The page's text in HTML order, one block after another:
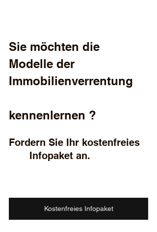
Sie möchten die
Modelle der
Immobilienverrentung
kennenlernen ?
Fordern Sie Ihr kostenfreies
       Infopaket an.
Kostenfreies Infopaket